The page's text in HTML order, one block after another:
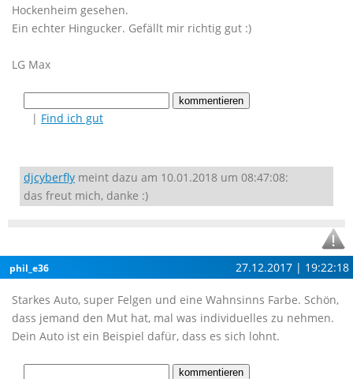
Hockenheim gesehen.
Ein echter Hingucker. Gefällt mir richtig gut :)
LG Max
| Find ich gut
djcyberfly meint dazu am 10.01.2018 um 08:47:08:
das freut mich, danke :)
phil_e36 27.12.2017 | 19:22:18
Starkes Auto, super Felgen und eine Wahnsinns Farbe. Schön,
dass jemand den Mut hat, mal was individuelles zu nehmen.
Dein Auto ist ein Beispiel dafür, dass es sich lohnt.